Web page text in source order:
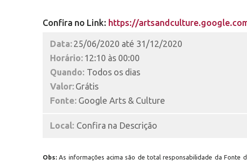
Confira no Link: https://
Data: 25/06/2020 até 31/12/2020
Horário: 12:10 às 00:00
Quando: Todos os dias
Valor: Grátis
Fonte: Google Arts & Culture
Local: Confira na Descrição
Obs:As informações acima são de total responsabilidade da Fonte